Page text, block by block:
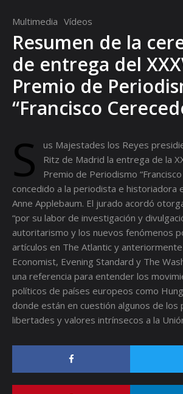
Multimedia Vídeos
Resumen de la
de entrega del
Premio de
“Francisco
S
us Majestades los Reyes
Ritz de Madrid la entrega de la
Premio de Periodismo
concedido a la periodista e historiadora
Anne Applebaum. El jurado acordó
“por su labor de investigación y
autoritarismo y los nuevos fenómenos
artículos en The Atlantic y
Economist, Evening Standard y The
una referencia para entender los
políticos de países europeos como
donde están en cuestión algunos de los
libertades y valores intrínsecos a la